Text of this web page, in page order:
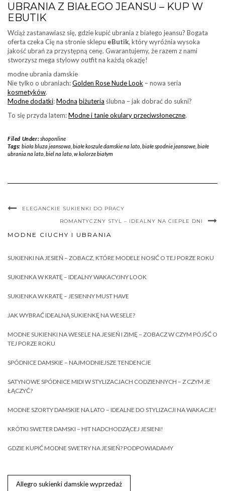
UBRANIA Z BIAŁEGO JEANSU – KUP W
EBUTIK
Wciąż zastanawiasz się, gdzie kupić ubrania z białego jeansu? Bogata
oferta czeka Cię na stronie sklepu eButik, który wyróżnia wysoka
jakość ubrań za przystępną cenę. Gwarantujemy, że razem z nami
stworzysz mega stylowy outfit na każdą okazję!
modne ubrania damskie
Nie tylko o ubraniach:Golden Rose Nude Look – nowa seria
kosmetyków.
Modne dodatki:Modna biżuteria ślubna – jak dobrać do sukni?
To się przyda latem:Modne i tanie okulary przeciwsłoneczne.
Filed Under:shoponline
Tags: biała bluza jeansowa białe koszule damskie na lato, białe spodnie jeansowe, białe
ubrania na lato biel na lato w kolorze białym
ELEGANCKIE SUKIENKI DO PRACY
ROMANTYCZNY STYL – IDEALNY NA CIEPŁE DNI
MODNE CIUCHY I UBRANIA
SUKIENKI NA JESIEŃ – ZOBACZ, KTÓRE MODELE NOSIĆ O TEJ PORZE ROKU
SUKIENKA W KRATĘ – IDEALNY WAKACYJNY LOOK
SUKIENKA W KRATĘ – JESIENNY MUST HAVE
JAK WYBRAĆ IDEALNĄ SUKIENKĘ NA WESELE?
MODNE SUKIENKI NA WESELE NA JESIEŃ I ZIMĘ – ZOBACZ W CZYM PÓJŚĆ O
TEJ PORZE ROKU
SPÓDNICE DAMSKIE – NAJMODNIEJSZE TENDENCJE
SATYNOWE SPÓDNICE MIDI W STYLIZACJACH CODZIENNYCH – Z CZYM JE
ŁĄCZYĆ?
MODNE SZORTY DAMSKIE NA LATO – IDEALNE DO STYLIZACJI NA WAKACJE!
KRÓTKI SWETER DAMSKI – HIT NADCHODZĄCEJ JESIENI!
GDZIE KUPIĆ MODNE SWETRY NA JESIEŃ? PODPOWIADAMY
Allegro sukienki damskie wyprzedaż